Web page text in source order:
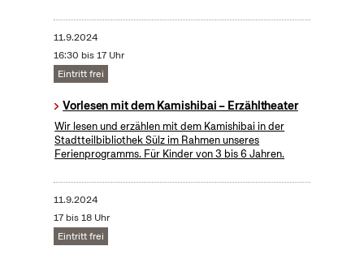
11.9.2024
16:30 bis 17 Uhr
Eintritt frei
Vorlesen mit dem Kamishibai – Erzähltheater
Wir lesen und erzählen mit dem Kamishibai in der
Stadtteilbibliothek Sülz im Rahmen unseres
Ferienprogramms. Für Kinder von 3 bis 6 Jahren.
11.9.2024
17 bis 18 Uhr
Eintritt frei